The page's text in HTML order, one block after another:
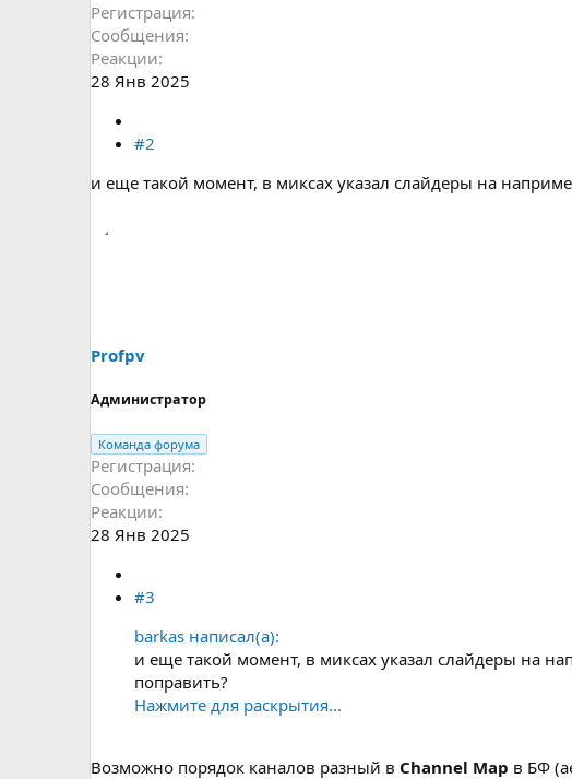
Регистрация
Сообщения
Реакции
28 Янв 2025
#2
и еще такой момент, в миксах указал слайдеры на
Profpv
Администратор
Команда форума
Регистрация
Сообщения
Реакции
28 Янв 2025
#3
barkas написал(а):
и еще такой момент, в миксах указал слайдеры на
поправить?
Нажмите для раскрытия...
Возможно порядок каналов разный в Channel Map в БФ